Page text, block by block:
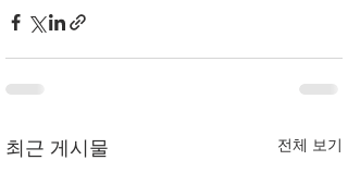
최근 게시물 전체 보기